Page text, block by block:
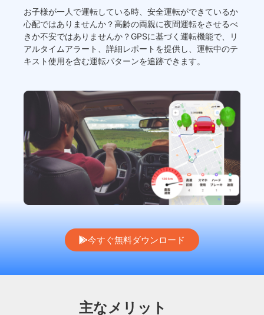
お子様が一人で運転している時、安全運転ができているか
心配ではありませんか？高齢の両親に夜間運転をさせるべ
きか不安ではありませんか？GPSに基づく運転機能で、リ
アルタイムアラート、詳細レポートを提供し、運転中のテ
キスト使用を含む運転パターンを追跡できます。
今すぐ無料ダウンロード
主なメリット